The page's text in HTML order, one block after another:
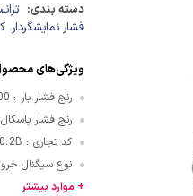
دسته بندی:
فشار نمایشگردار،
ویژگی‌های
رنج فشار بار :
200
رنج فشار پاسکال
کد تجاری :
نوع سیگنال
+ موارد بیشتر